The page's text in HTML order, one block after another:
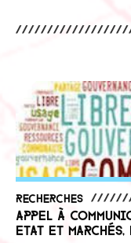
Recherches
Appel à
Etat et marchés,